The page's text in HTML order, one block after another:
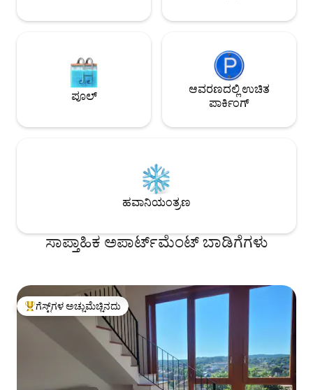
ಪೂಲ್
ಆವರಣದಲ್ಲಿ ಉಚಿತ
ಪಾರ್ಕಿಂಗ್
ಹವಾನಿಯಂತ್ರಣ
ಸಾಪ್ತಾಹಿಕ ಅಪಾರ್ಟ್‌ಮೆಂಟ್ ಬಾಡಿಗೆಗಳು
ಗೆಸ್ಟ್‌ಗಳಿಗೆ ಅತಿ ಹೆಚ್ಚು ಅಚ್ಚುಮೆಚ್ಚಿನದು
ಗೆಸ್ಟ್‌ಗಳ ಅಚ್ಚುಮೆಚ್ಚಿನದು